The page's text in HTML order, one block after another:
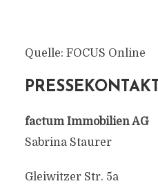
Quelle: FOCUS Online
PRESSEKONTAKT
factum Immobilien AG
Sabrina Staurer
Gleiwitzer Str. 5a